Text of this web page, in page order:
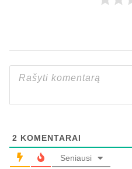
2 KOMENTARAI
Seniausi